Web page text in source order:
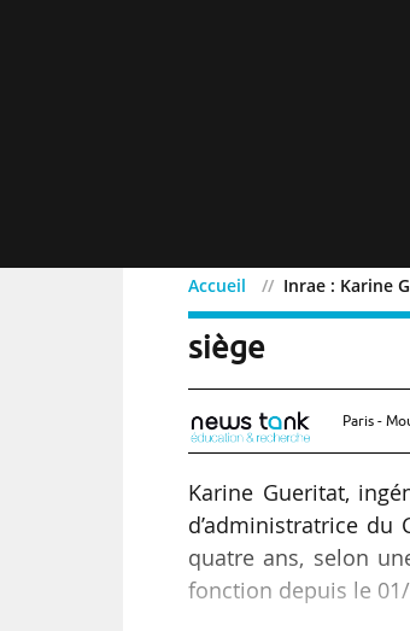
Accueil Inrae : Karine
Inrae : Karine
siège
Paris -
Karine Gueritat,
d’administratrice du
quatre ans, selon
fonction depuis le